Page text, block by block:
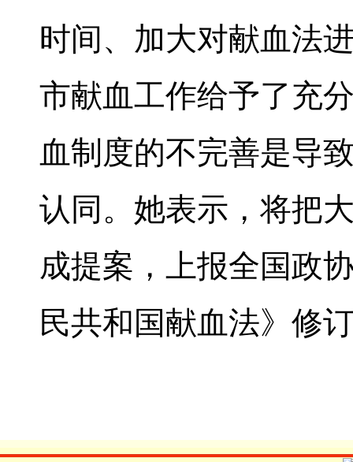
时间、加大对献血法
市献血工作给予了充
血制度的不完善是导
认同。她表示，将把
成提案，上报全国政
民共和国献血法》修